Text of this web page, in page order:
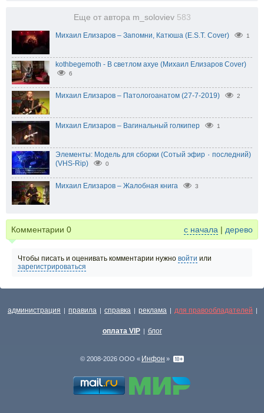
Еще от автора m_soloviev 583
Михаил Елизаров – Запомни, Катюша (E.S.T. Cover) 1
kothbegemoth - В светлом ахуе (Михаил Елизаров Cover)
6
Михаил Елизаров – Патологоанатом (27-7-2019) 2
Михаил Елизаров – Вагинальный голкипер 1
Элементы: Модель для сборки (Сотый эфир ٠ последний)
(VHS-Rip)
0
Михаил Елизаров – Жалобная книга 3
Комментарии 0 с начала | дерево
Чтобы писать и оценивать комментарии нужно войти или
зарегистрироваться
администрация | правила | справка | реклама | для правообладателей |
оплата VIP | блог
© 2008-2026 ООО « Инфон »